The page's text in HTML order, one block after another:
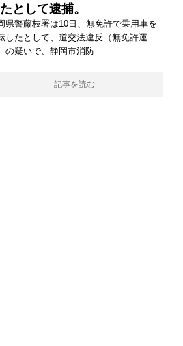
として逮捕。
県警藤枝署は10日、無免許で乗用車を
したとして、道交法違反（無免許運
の疑いで、静岡市消防
記事を読む